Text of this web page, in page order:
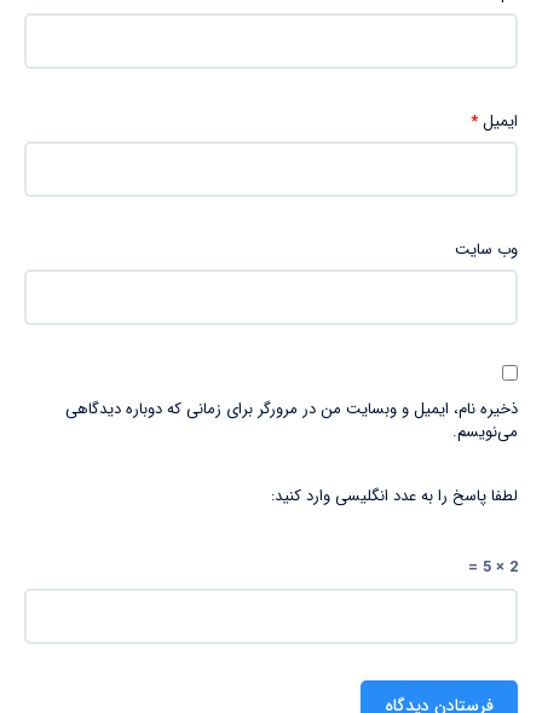
ایمیل*
وب‌ سایت
ذخیره نام، ایمیل و وبسایت من در مرورگر برای زمانی که دوباره دیدگاهی
می‌نویسم.
لطفا پاسخ را به عدد انگلیسی وارد کنید:
2 × 5 =